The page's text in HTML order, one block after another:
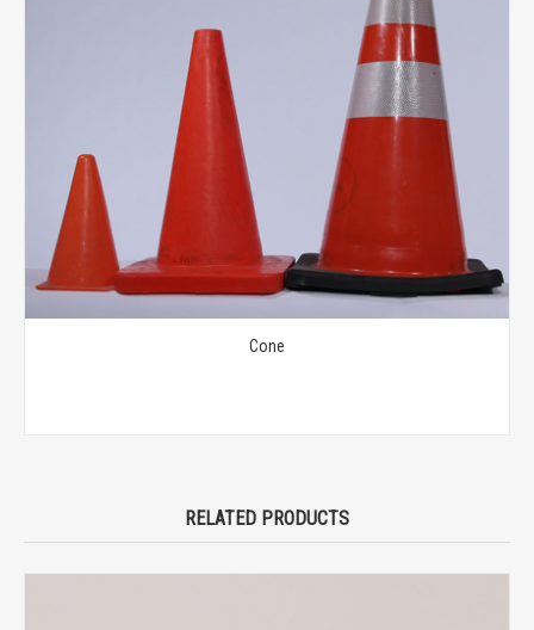
Cone
RELATED PRODUCTS